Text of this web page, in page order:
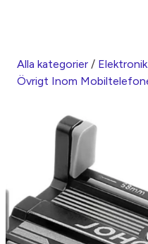
Alla kategorier / Elektronik
Övrigt Inom